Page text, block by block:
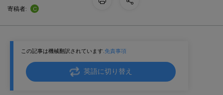
この記事は機械翻訳されています.免責事項
英語に切り替え
寄稿者:
C